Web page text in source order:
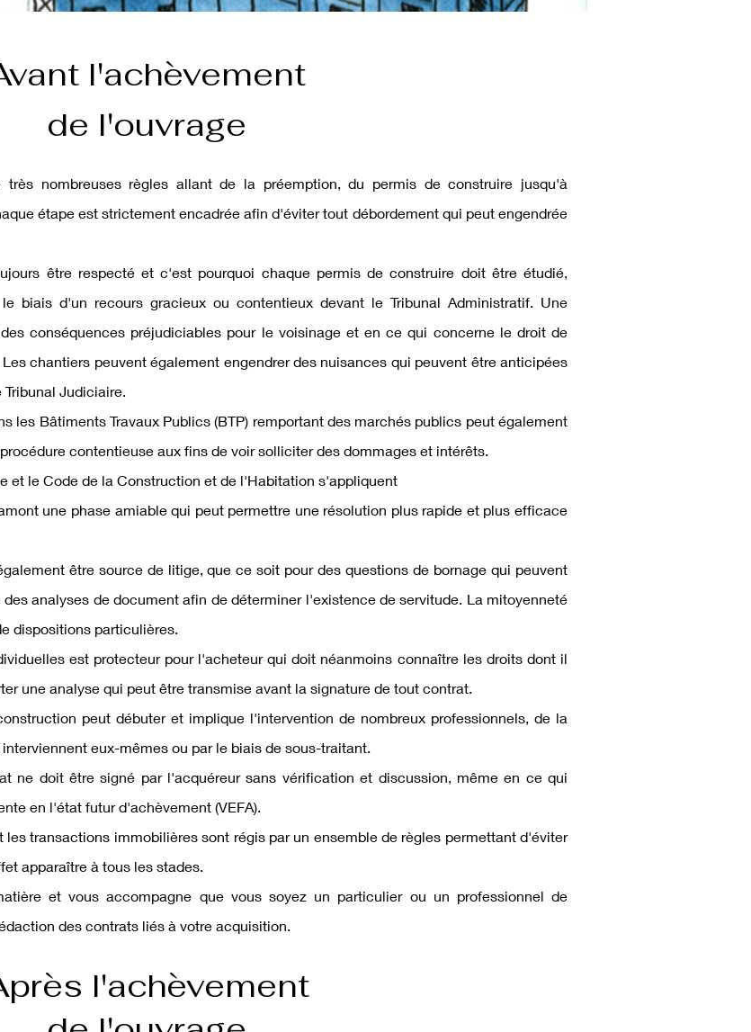
l'achèvement
de l'ouvrage
nombreuses règles allant de la préemption, du permis de construire jusqu'à
étape est strictement encadrée afin d'éviter tout débordement qui peut engendrée
être respecté et c'est pourquoi chaque permis de construire doit être étudié,
biais d'un recours gracieux ou contentieux devant le Tribunal Administratif. Une
conséquences préjudiciables pour le voisinage et en ce qui concerne le droit de
chantiers peuvent également engendrer des nuisances qui peuvent être anticipées
Judiciaire.
les Bâtiments Travaux Publics (BTP) remportant des marchés publics peut également
contentieuse aux fins de voir solliciter des dommages et intérêts.
et le Code de la Construction et de l'Habitation s'appliquent
une phase amiable qui peut permettre une résolution plus rapide et plus efficace
être source de litige, que ce soit pour des questions de bornage qui peuvent
analyses de document afin de déterminer l'existence de servitude. La mitoyenneté
dispositions particulières.
est protecteur pour l'acheteur qui doit néanmoins connaître les droits dont il
une analyse qui peut être transmise avant la signature de tout contrat.
peut débuter et implique l'intervention de nombreux professionnels, de la
eux-mêmes ou par le biais de sous-traitant.
ne doit être signé par l'acquéreur sans vérification et discussion, même en ce qui
en l'état futur d'achèvement (VEFA).
transactions immobilières sont régis par un ensemble de règles permettant d'éviter
apparaître à tous les stades.
et vous accompagne que vous soyez un particulier ou un professionnel de
des contrats liés à votre acquisition.
l'achèvement